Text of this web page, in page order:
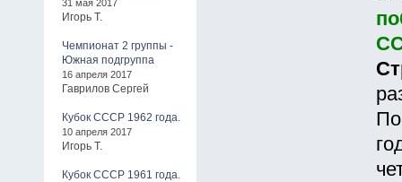
31 мая 2017
Игорь Т.
Чемпионат 2 группы -
Южная подгруппа
16 апреля 2017
Гаврилов Сергей
Кубок СССР 1962 года.
10 апреля 2017
Игорь Т.
Кубок СССР 1961 года.